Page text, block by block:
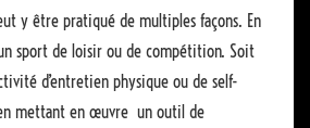
y être pratiqué de multiples façons. En
sport de loisir ou de compétition. Soit
d’entretien physique ou de self-
mettant en œuvre un outil de